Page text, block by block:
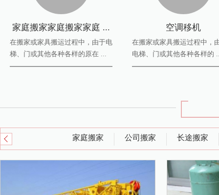
家庭搬家家庭搬家家庭 ...
在搬家或家具搬运过程中，由于电
梯、门或其他各种各样的原在 ...
空调移机
在搬家或家具搬运过程中，
电梯、门或其他各种各样的
家庭搬家 公司搬家 长途搬家